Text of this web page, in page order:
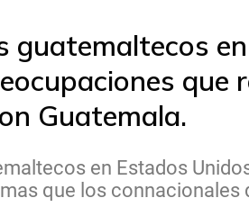
guatemaltecos
Guatemala.
en Estados
que los